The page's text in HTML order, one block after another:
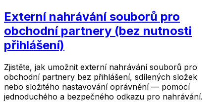
Externí nahrávání souborů pro
obchodní partnery (bez nutnosti
přihlášení)
Zjistěte, jak umožnit externí nahrávání souborů pro
obchodní partnery bez přihlášení, sdílených složek
nebo složitého nastavování oprávnění — pomocí
jednoduchého a bezpečného odkazu pro nahrávání.